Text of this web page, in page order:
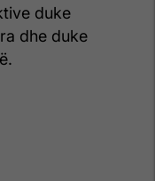
duke
dhe duke